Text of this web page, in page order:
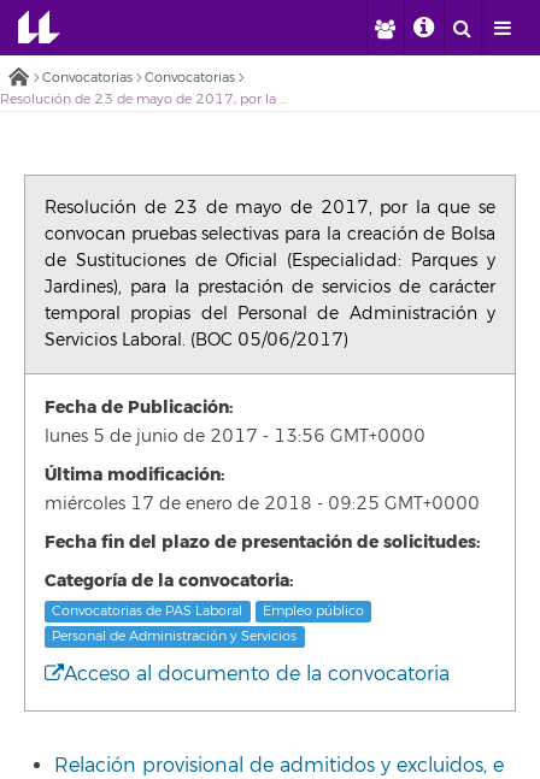
Convocatorias
Convocatorias
Resolución de 23 de mayo de 2017, por la que se convocan pruebas selectivas para la creación de Bolsa de Sustituciones de Oficial (Especialidad: Parques y Jardines), para la prestación de servicios de carácter temporal propias del Personal de Administración y Servicios Laboral. (BOC 05/06/2017)
Resolución de 23 de mayo de 2017, por la que se
convocan pruebas selectivas para la creación de Bolsa
de Sustituciones de Oficial (Especialidad: Parques y
Jardines), para la prestación de servicios de carácter
temporal propias del Personal de Administración y
Servicios Laboral. (BOC 05/06/2017)
Fecha de Publicación:
lunes 5 de junio de 2017 - 13:56 GMT+0000
Última modificación:
miércoles 17 de enero de 2018 - 09:25 GMT+0000
Fecha fin del plazo de presentación de solicitudes:
Categoría de la convocatoria:
Convocatorias de PAS Laboral
Empleo público
Personal de Administración y Servicios
Acceso al documento de la convocatoria
Relación provisional de admitidos y excluidos, e